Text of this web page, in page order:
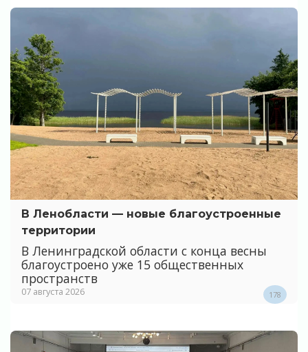
В Ленобласти — новые благоустроенные
территории
В Ленинградской области с конца весны
благоустроено уже 15 общественных
пространств
07 августа 2026 178